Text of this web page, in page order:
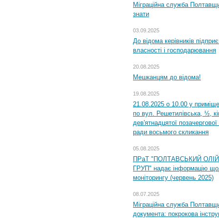
Міграційна служба
знати
03.09.2025
До відома керівників
власності і господарювання
20.08.2025
Мешканцям до відома!
19.08.2025
21.08.2025 о 10.00 у
по вул. Решетилівська, ½,
дев'ятнадцятої
ради восьмого скликання
05.08.2025
ПРаТ "ПОЛТАВСЬКИЙ
ГРУП" надає інформацію
моніторингу (червень 2025)
08.07.2025
Міграційна служба
документа: покрокова